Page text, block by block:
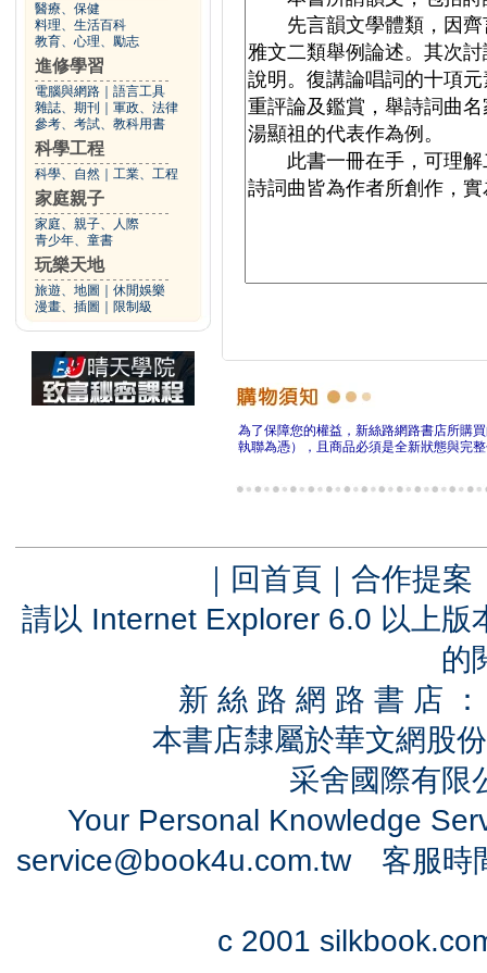
醫療、保健
料理、生活百科
教育、心理、勵志
進修學習
電腦與網路
語言工具
雜誌、期刊
軍政、法律
參考、考試、教科用書
科學工程
科學、自然 工業、工程
家庭親子
家庭、親子、人際
青少年、童書
玩樂天地
旅遊、地圖
休閒娛樂
漫畫、插圖
限制級
為了保障您的權益，新絲路網路書店所購
執聯為憑），且商品必須是全新狀態與完
｜ 回首頁 ｜ 合作提案
請以 Internet Explorer 6.0 以上
的
新 絲 路 網 路 書 店
本書店隸屬於華文網股
采舍國際有
Your Personal Knowledge
service@book4u.com.tw客服時
c 2001